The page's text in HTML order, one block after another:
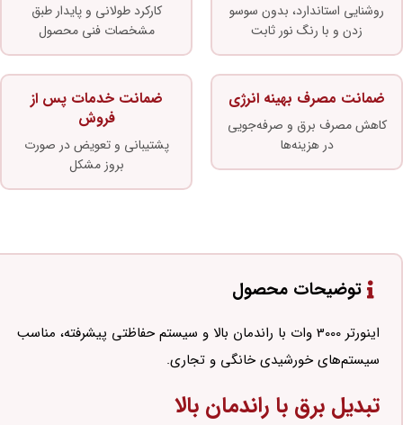
روشنایی استاندارد، بدون سوسو
زدن و با رنگ نور ثابت
کارکرد طولانی و پایدار طبق
مشخصات فنی محصول
ضمانت مصرف بهینه انرژی
کاهش مصرف برق و صرفه‌جویی
در هزینه‌ها
ضمانت خدمات پس از
فروش
پشتیبانی و تعویض در صورت
بروز مشکل
توضیحات محصول
اینورتر 3000 وات با راندمان بالا و سیستم حفاظتی پیشرفته، مناسب
سیستم‌های خورشیدی خانگی و تجاری.
تبدیل برق با راندمان بالا